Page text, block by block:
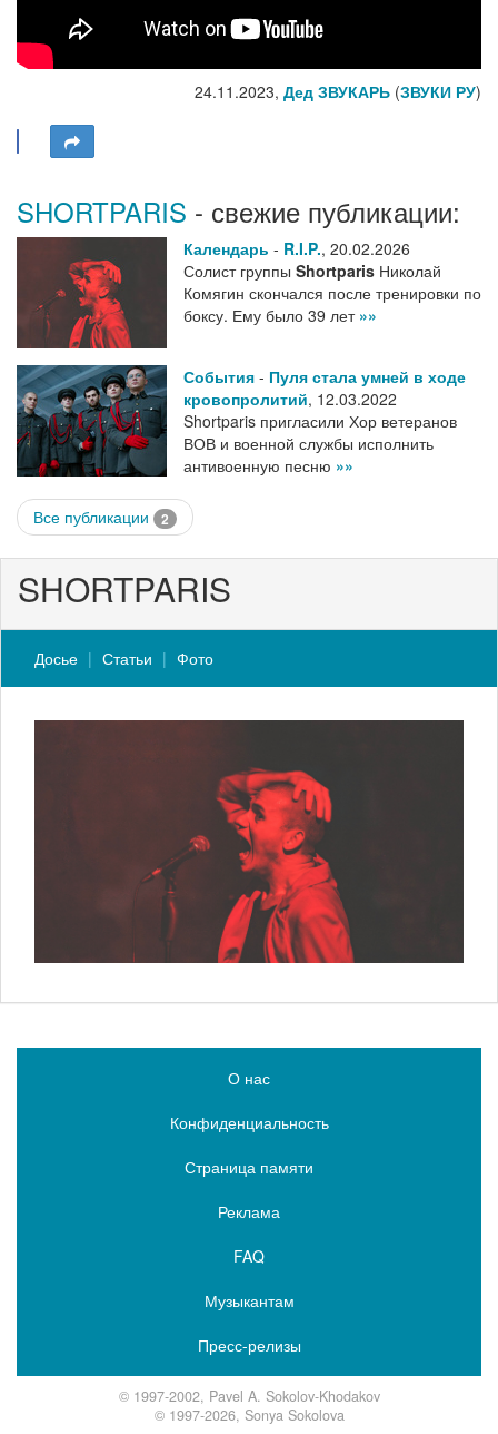
24.11.2023, Дед ЗВУКАРЬ (ЗВУКИ РУ)
SHORTPARIS - свежие публикации:
Календарь - R.I.P., 20.02.2026
Солист группы Shortparis Николай
Комягин скончался после тренировки по
боксу. Ему было 39 лет »»
События - Пуля стала умней в ходе
кровопролитий, 12.03.2022
Shortparis пригласили Хор ветеранов
ВОВ и военной службы исполнить
антивоенную песню »»
Все публикации 2
SHORTPARIS
Досье Статьи Фото
О нас
Конфиденциальность
Страница памяти
Реклама
FAQ
Музыкантам
Пресс-релизы
© 1997-2002, Pavel A. Sokolov-Khodakov
© 1997-2026, Sonya Sokolova